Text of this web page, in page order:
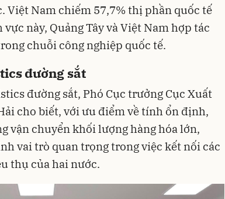
Việt Nam chiếm 57,7% thị phần quốc tế
này, Quảng Tây và Việt Nam hợp tác
chuỗi công nghiệp quốc tế.
đường sắt
đường sắt, Phó Cục trưởng Cục Xuất
cho biết, với ưu điểm về tính ổn định,
vận chuyển khối lượng hàng hóa lớn,
vai trò quan trọng trong việc kết nối các
thụ của hai nước.